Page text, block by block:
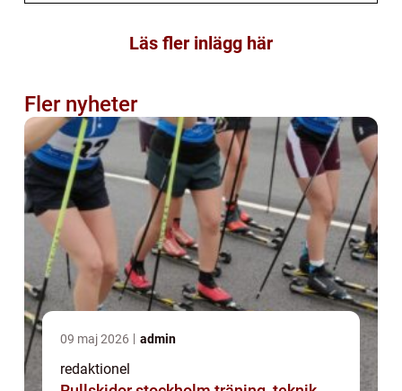
Läs fler inlägg här
Fler nyheter
09 maj 2026 admin
redaktionel